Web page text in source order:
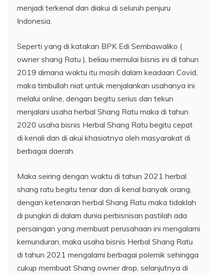
menjadi terkenal dan diakui di seluruh penjuru
Indonesia.
Seperti yang di katakan BPK Edi Sembawaliko (
owner shang Ratu ), beliau memulai bisnis ini di tahun
2019 dimana waktu itu masih dalam keadaan Covid,
maka timbullah niat untuk menjalankan usahanya ini
melalui online, dengan begitu serius dan tekun
menjalani usaha herbal Shang Ratu maka di tahun
2020 usaha bisnis Herbal Shang Ratu begitu cepat
di kenali dan di akui khasiatnya oleh masyarakat di
berbagai daerah.
Maka seiring dengan waktu di tahun 2021 herbal
shang ratu begitu tenar dan di kenal banyak orang,
dengan ketenaran herbal Shang Ratu maka tidaklah
di pungkiri di dalam dunia perbisnisan pastilah ada
persaingan yang membuat perusahaan ini mengalami
kemunduran, maka usaha bisnis Herbal Shang Ratu
di tahun 2021 mengalami berbagai polemik sehingga
cukup membuat Shang owner drop, selanjutnya di